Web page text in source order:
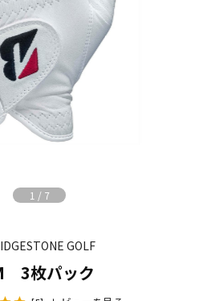
1 / 7
GOLF
3枚パック